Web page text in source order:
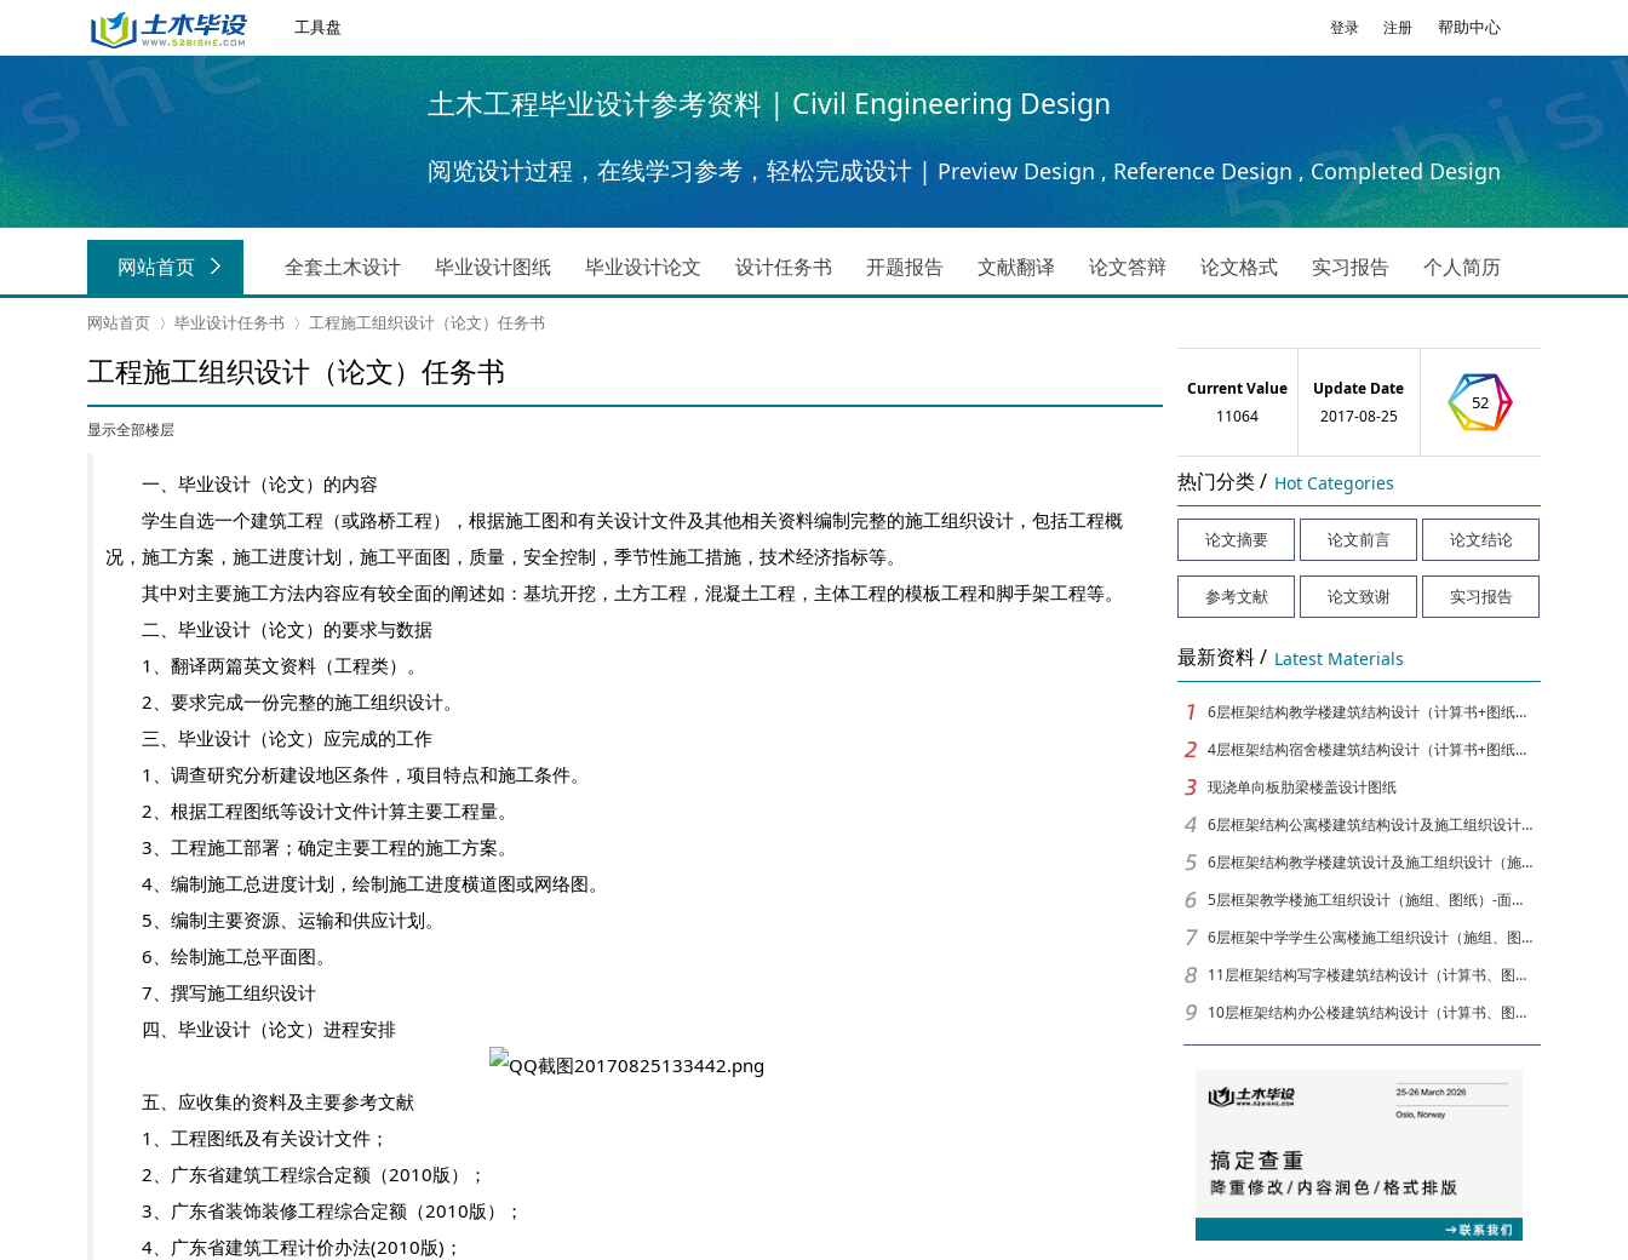
工具盘 登录 注册 帮助中心
土木工程毕业设计参考资料 | Civil Engineering Design
阅览设计过程，在线学习参考，轻松完成设计 | Preview Design , Reference Design , Completed Design
网站首页 全套土木设计 毕业设计图纸 毕业设计论文 设计任务书 开题报告 文献翻译 论文答辩 论文格式 实习报告 个人简历
网站首页
›
毕业设计任务书 工程施工组织设计（论文）任务书
工程施工组织设计（论文）任务书
显示全部楼层
一、毕业设计（论文）的内容
学生自选一个建筑工程（或路桥工程），根据施工图和有关设计文件及其他相关资料编制完整的施工组织设计，包括工程概
况，施工方案，施工进度计划，施工平面图，质量，安全控制，季节性施工措施，技术经济指标等。
其中对主要施工方法内容应有较全面的阐述如：基坑开挖，土方工程，混凝土工程，主体工程的模板工程和脚手架工程等。
二、毕业设计（论文）的要求与数据
1、翻译两篇英文资料（工程类）。
2、要求完成一份完整的施工组织设计。
三、毕业设计（论文）应完成的工作
1、调查研究分析建设地区条件，项目特点和施工条件。
2、根据工程图纸等设计文件计算主要工程量。
3、工程施工部署；确定主要工程的施工方案。
4、编制施工总进度计划，绘制施工进度横道图或网络图。
5、编制主要资源、运输和供应计划。
6、绘制施工总平面图。
7、撰写施工组织设计
四、毕业设计（论文）进程安排
五、应收集的资料及主要参考文献
1、工程图纸及有关设计文件；
2、广东省建筑工程综合定额（2010版）；
3、广东省装饰装修工程综合定额（2010版）；
4、广东省建筑工程计价办法(2010版)；
Current Value
11064
Update Date
2017-08-25
52
热门分类 / Hot Categories
论文摘要 论文前言 论文结论
参考文献 论文致谢 实习报告
最新资料 / Latest Materials
6层框架结构教学楼建筑结构设计（计算书+图纸）[面积6049]
4层框架结构宿舍楼建筑结构设计（计算书+图纸）[面积3878]
现浇单向板肋梁楼盖设计图纸
6层框架结构公寓楼建筑结构设计及施工组织设计（计算书、图纸）[面积6650]
6层框架结构教学楼建筑设计及施工组织设计（施组、图纸）-面积5564
5层框架教学楼施工组织设计（施组、图纸）-面积4291
6层框架中学学生公寓楼施工组织设计（施组、图纸）-面积5090
11层框架结构写字楼建筑结构设计（计算书、图纸）[面积9874]
10层框架结构办公楼建筑结构设计（计算书、图纸）[面积12880]